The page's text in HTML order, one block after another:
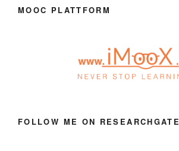
MOOC PLATTFORM
FOLLOW ME ON RESEARCHGATE